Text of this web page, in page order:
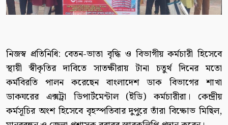
নিজস্ব প্রতিনিধি: বেতন-ভাতা বৃদ্ধি ও বিভাগীয় কর্মচারী হিসেবে
স্থায়ী স্বীকৃতির দাবিতে সাতক্ষীরায় টানা চতুর্থ দিনের মতো
কর্মবিরতি পালন করেছেন বাংলাদেশ ডাক বিভাগের শাখা
ডাকঘরের এক্সট্রা ডিপার্টমেন্টাল (ইডি) কর্মচারীরা। কেন্দ্রীয়
কর্মসূচির অংশ হিসেবে বৃহস্পতিবার দুপুরে তাঁরা বিক্ষোভ মিছিল,